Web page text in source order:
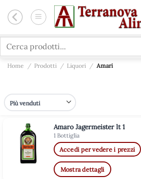
Cerca:
Home / Prodotti / Liquori / Amari
Amaro Jagermeister lt 1
1 Bottiglia
Accedi per vedere i prezzi
Mostra dettagli